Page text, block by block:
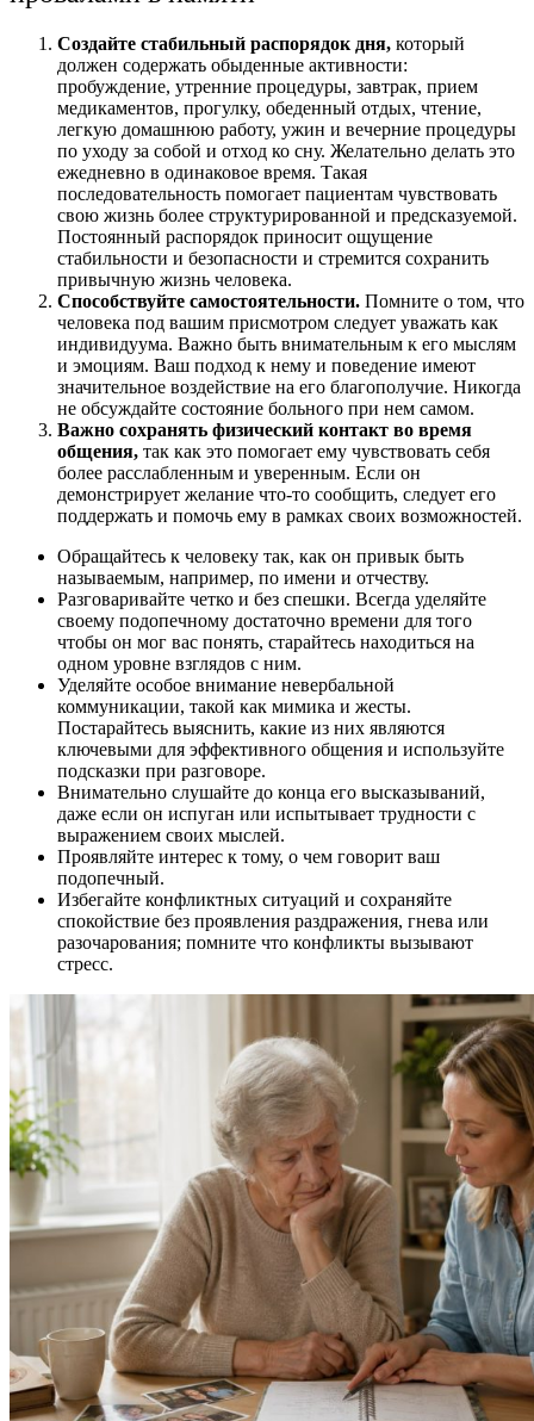
Создайте стабильный распорядок дня, который
должен содержать обыденные активности:
пробуждение, утренние процедуры, завтрак, прием
медикаментов, прогулку, обеденный отдых, чтение,
легкую домашнюю работу, ужин и вечерние процедуры
по уходу за собой и отход ко сну. Желательно делать это
ежедневно в одинаковое время. Такая
последовательность помогает пациентам чувствовать
свою жизнь более структурированной и предсказуемой.
Постоянный распорядок приносит ощущение
стабильности и безопасности и стремится сохранить
привычную жизнь человека.
Способствуйте самостоятельности. Помните о том, что
человека под вашим присмотром следует уважать как
индивидуума. Важно быть внимательным к его мыслям
и эмоциям. Ваш подход к нему и поведение имеют
значительное воздействие на его благополучие. Никогда
не обсуждайте состояние больного при нем самом.
Важно сохранять физический контакт во время
общения, так как это помогает ему чувствовать себя
более расслабленным и уверенным. Если он
демонстрирует желание что-то сообщить, следует его
поддержать и помочь ему в рамках своих возможностей.
Обращайтесь к человеку так, как он привык быть
называемым, например, по имени и отчеству.
Разговаривайте четко и без спешки. Всегда уделяйте
своему подопечному достаточно времени для того
чтобы он мог вас понять, старайтесь находиться на
одном уровне взглядов с ним.
Уделяйте особое внимание невербальной
коммуникации, такой как мимика и жесты.
Постарайтесь выяснить, какие из них являются
ключевыми для эффективного общения и используйте
подсказки при разговоре.
Внимательно слушайте до конца его высказываний,
даже если он испуган или испытывает трудности с
выражением своих мыслей.
Проявляйте интерес к тому, о чем говорит ваш
подопечный.
Избегайте конфликтных ситуаций и сохраняйте
спокойствие без проявления раздражения, гнева или
разочарования; помните что конфликты вызывают
стресс.